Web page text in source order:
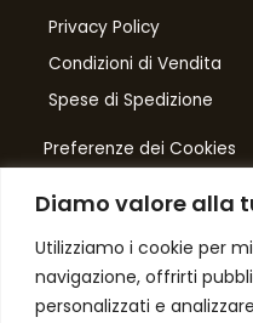
Diamo valore alla
Utilizziamo i cookie per
navigazione, offrirti
personalizzati e
Privacy Policy
Condizioni di Vendita
Spese di Spedizione
Preferenze dei Cookies
Number One
di Domenico Toccacieli
Via G. Mazzini 5/C
61033 FERMIGNANO PU